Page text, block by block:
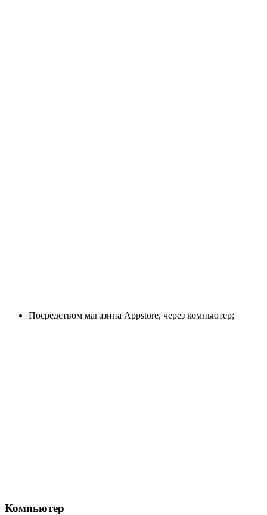
Посредством магазина Аppstore, через компьютер;
Компьютер